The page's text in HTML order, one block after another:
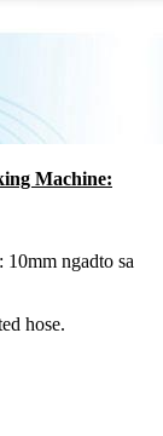
Machine:
10mm ngadto sa
hose.